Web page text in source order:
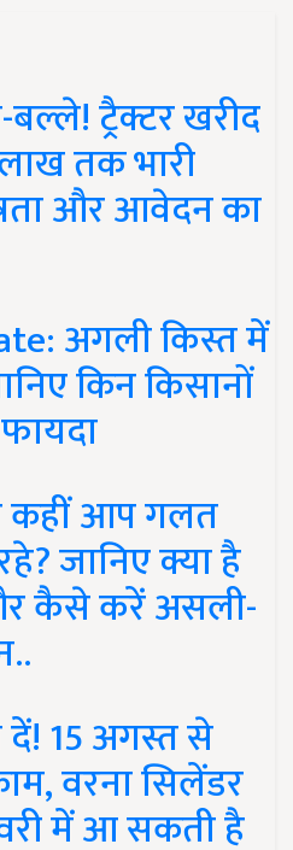
ट्रैक्टर खरीद
तक भारी
और आवेदन का
अगली किस्त में
किन किसानों
कहीं आप गलत
जानिए क्या है
कैसे करें असली-
दें! 15 अगस्त से
वरना सिलेंडर
में आ सकती है